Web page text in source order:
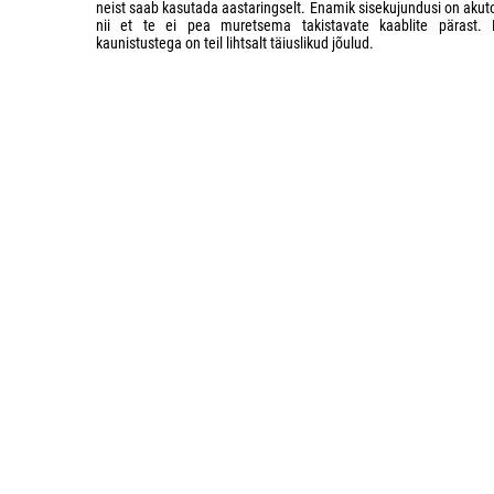
neist saab kasutada aastaringselt. Enamik sisekujundusi on
nii et te ei pea muretsema takistavate kaablite pärast.
kaunistustega on teil lihtsalt täiuslikud jõulud.